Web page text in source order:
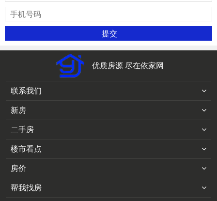
优质房源 尽在依家网
联系我们
新房
二手房
楼市看点
房价
帮我找房